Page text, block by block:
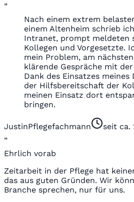
Nach einem extrem
einem Altenheim schrieb
Intranet, prompt meldeten
Kollegen und Vorgesetzte.
mein Problem, am nächsten
klärende Gespräche mit
Dank des Einsatzes meines
der Hilfsbereitschaft der
meinen Einsatz dort
bringen.
JustinPflegefachmann
seit ca.
„
Ehrlich vorab
Zeitarbeit in der Pflege hat
das aus guten Gründen. Wir
Branche sprechen, nur für uns.